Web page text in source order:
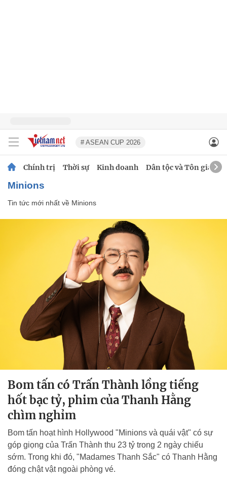
# ASEAN CUP 2026
Chính trị Thời sự Kinh doanh Dân tộc và Tôn giáo
Minions
Tin tức mới nhất về Minions
Bom tấn có Trấn Thành lồng tiếng
hốt bạc tỷ, phim của Thanh Hằng
chìm nghỉm
Bom tấn hoạt hình Hollywood "Minions và quái vật" có sự
góp giọng của Trấn Thành thu 23 tỷ trong 2 ngày chiếu
sớm. Trong khi đó, "Madames Thanh Sắc" có Thanh Hằng
đóng chật vật ngoài phòng vé.